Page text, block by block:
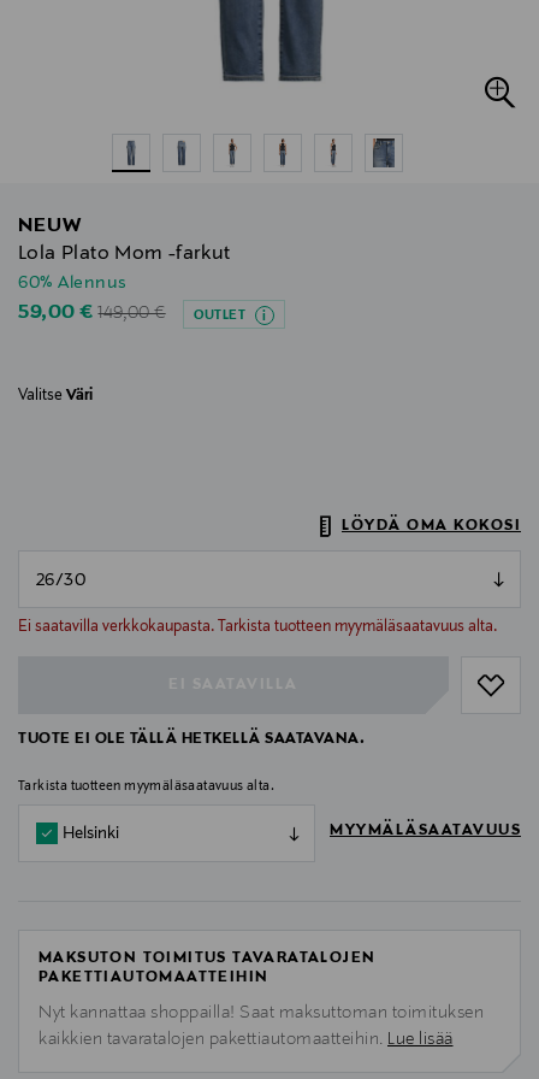
NEUW
Lola Plato Mom -farkut
60% Alennus
Discounted Price
59,00 €Original Price
149,00 € OUTLET
Valitse Väri
LÖYDÄ OMA KOKOSI
Ei saatavilla verkkokaupasta. Tarkista tuotteen myymäläsaatavuus alta.
null
TUOTE EI OLE TÄLLÄ HETKELLÄ SAATAVANA.
Tarkista tuotteen myymäläsaatavuus alta.
Helsinki MYYMÄLÄSAATAVUUS
MAKSUTON TOIMITUS TAVARATALOJEN
PAKETTIAUTOMAATTEIHIN
Nyt kannattaa shoppailla! Saat maksuttoman toimituksen
kaikkien tavaratalojen pakettiautomaatteihin. Lue lisää